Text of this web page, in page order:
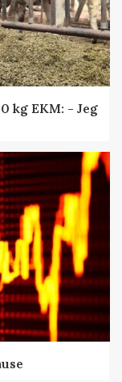
kg EKM: - Jeg